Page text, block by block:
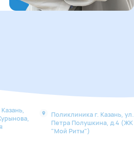
Поликлиника г. Казань, ул.
Петра Полушкина, д.4 (ЖК
"Мой Ритм")